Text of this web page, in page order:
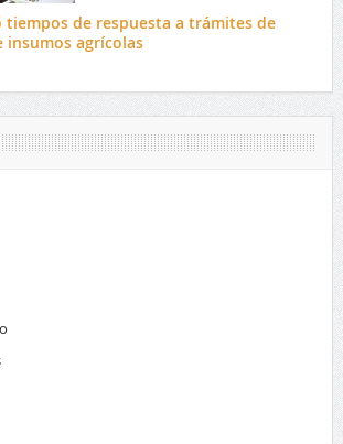
tiempos de respuesta a trámites de
agrícolas